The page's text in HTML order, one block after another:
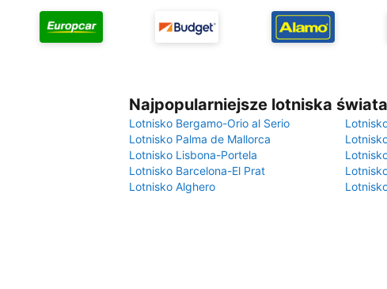
Najpopularniejsze lotniska świata
Lotnisko Bergamo-Orio al Serio
Lotnisko Palma de Mallorca
Lotnisko Lisbona-Portela
Lotnisko Barcelona-El Prat
Lotnisko Alghero